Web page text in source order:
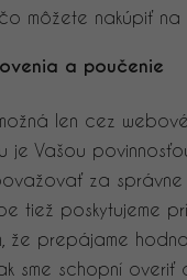
môžete nakúpiť na
a poučenie
len cez
je Vašou
za
tiež poskytujeme
že prepájame
sme schopní